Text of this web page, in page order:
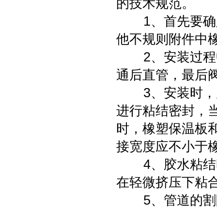
的技术规范。
1、首先要确
他不规则附件中
2、安装过程
通后直管，最后
3、安装时，
进行粘结密封，
时，橡塑保温板
接宽度应不小于
4、胶水粘结
在轻微挤压下粘
5、管道的割